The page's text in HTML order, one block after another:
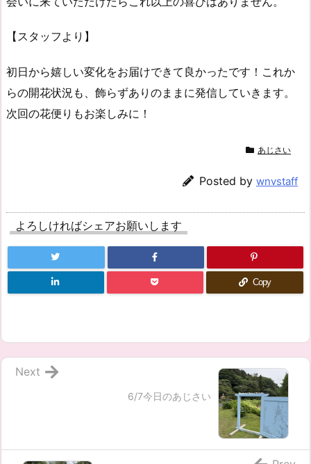
【スタッフより】
初日から嬉しい変化をお届けできて良かったです！これか
らの開花状況も、飾らずありのままに発信していきます。
次回の花便りもお楽しみに！
あじさい
Posted by wnvstaff
よろしければシェアお願いします
Copy
6/7今日のあじさい
Next